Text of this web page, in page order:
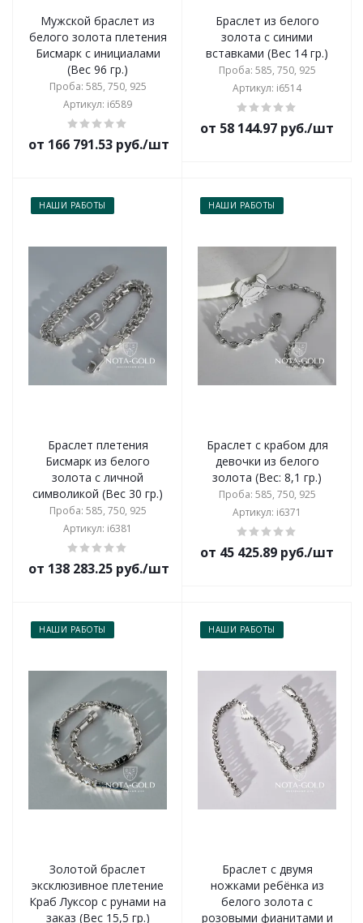
Мужской браслет из
белого золота плетения
Бисмарк с инициалами
(Вес 96 гр.)
Проба: 585, 750, 925
Артикул: i6589
от 166 791.53 руб./шт
Браслет из белого
золота с синими
вставками (Вес 14 гр.)
Проба: 585, 750, 925
Артикул: i6514
от 58 144.97 руб./шт
НАШИ РАБОТЫ
Браслет плетения
Бисмарк из белого
золота с личной
символикой (Вес 30 гр.)
Проба: 585, 750, 925
Артикул: i6381
от 138 283.25 руб./шт
НАШИ РАБОТЫ
Браслет с крабом для
девочки из белого
золота (Вес: 8,1 гр.)
Проба: 585, 750, 925
Артикул: i6371
от 45 425.89 руб./шт
НАШИ РАБОТЫ
Золотой браслет
эксклюзивное плетение
Краб Луксор с рунами на
заказ (Вес 15,5 гр.)
НАШИ РАБОТЫ
Браслет с двумя
ножками ребёнка из
белого золота с
розовыми фианитами и